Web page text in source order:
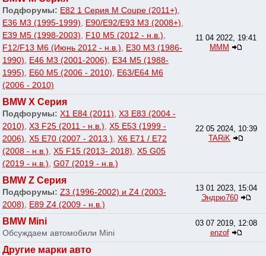
Подфорумы: E82 1 Серия M Coupe (2011+),
E36 M3 (1995-1999), E90/E92/E93 M3 (2008+),
E39 M5 (1998-2003), F10 M5 (2012 - н.в.),
F12/F13 M6 (Июнь 2012 - н.в.), E30 M3 (1986-
1990), E46 M3 (2001-2006), E34 M5 (1988-
1995), E60 M5 (2006 - 2010), E63/E64 M6
(2006 - 2010)
11 04 2022, 19:41
МММ
BMW X Серия
Подфорумы: X1 E84 (2011), X3 E83 (2004 -
2010), X3 F25 (2011 - н.в.), X5 E53 (1999 -
2006), X5 E70 (2007 - 2013.), X6 E71 / E72
(2008 - н.в.), X5 F15 (2013- 2018), X5 G05
(2019 - н.в.), G07 (2019 - н.в.)
22 05 2024, 10:39
TARiK
BMW Z Серия
Подфорумы: Z3 (1996-2002) и Z4 (2003-
2008), E89 Z4 (2009 - н.в.)
13 01 2023, 15:04
Эндрю760
BMW Mini
Обсуждаем автомобили Mini
03 07 2019, 12:08
enzof
Другие марки авто